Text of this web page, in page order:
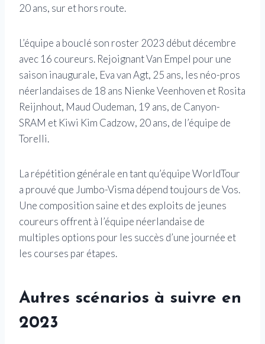
20 ans, sur et hors route.
L’équipe a bouclé son roster 2023 début décembre
avec 16 coureurs. Rejoignant Van Empel pour une
saison inaugurale, Eva van Agt, 25 ans, les néo-pros
néerlandaises de 18 ans Nienke Veenhoven et Rosita
Reijnhout, Maud Oudeman, 19 ans, de Canyon-
SRAM et Kiwi Kim Cadzow, 20 ans, de l’équipe de
Torelli.
La répétition générale en tant qu’équipe WorldTour
a prouvé que Jumbo-Visma dépend toujours de Vos.
Une composition saine et des exploits de jeunes
coureurs offrent à l’équipe néerlandaise de
multiples options pour les succès d’une journée et
les courses par étapes.
Autres scénarios à suivre en
2023